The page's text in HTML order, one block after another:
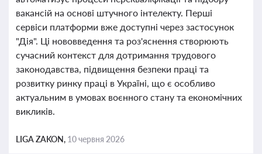
вакансій на основі штучного інтелекту. Перші
сервіси платформи вже доступні через застосунок
"Дія". Ці нововведення та роз'яснення створюють
сучасний контекст для дотримання трудового
законодавства, підвищення безпеки праці та
розвитку ринку праці в Україні, що є особливо
актуальним в умовах воєнного стану та економічних
викликів.
LIGA ZAKON, 10 червня 2026